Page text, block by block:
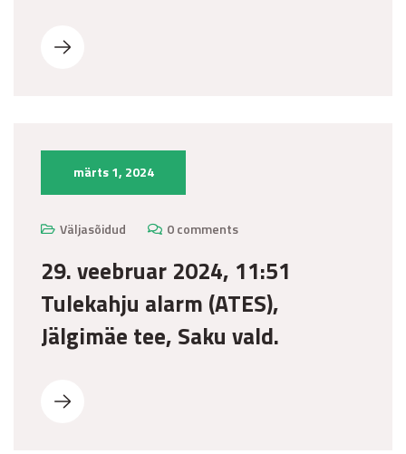
märts 1, 2024
Väljasõidud 0 comments
29. veebruar 2024, 11:51
Tulekahju alarm (ATES),
Jälgimäe tee, Saku vald.